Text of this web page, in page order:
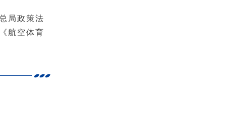
局政策法
航空体育